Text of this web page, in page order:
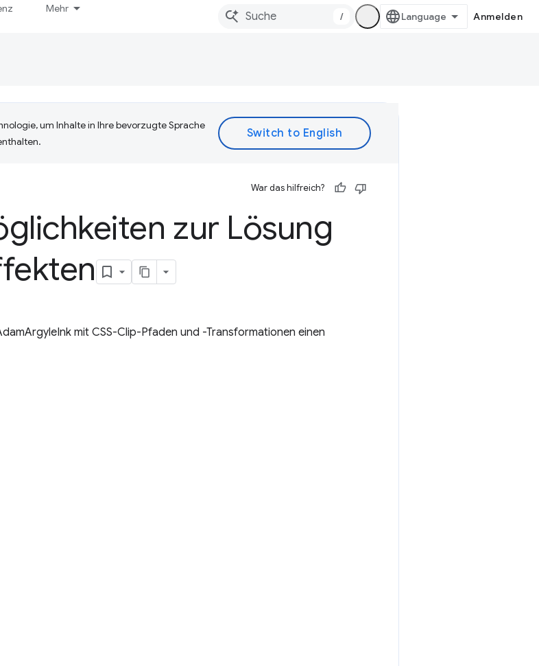
Mehr
/ Anmelden
um Inhalte in Ihre bevorzugte Sprache
War das hilfreich?
zur Lösung
mit CSS-Clip-Pfaden und -Transformationen einen